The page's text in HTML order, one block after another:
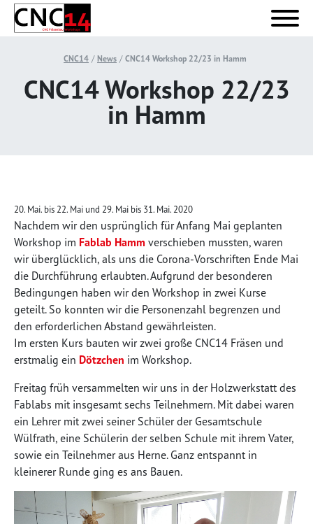
CNC14 News CNC14 Workshop 22/23 in Hamm
CNC14 Workshop 22/23
in Hamm
20. Mai. bis 22. Mai und 29. Mai bis 31. Mai. 2020
Nachdem wir den usprünglich für Anfang Mai geplanten
Workshop im Fablab Hamm verschieben mussten, waren
wir überglücklich, als uns die Corona-Vorschriften Ende Mai
die Durchführung erlaubten. Aufgrund der besonderen
Bedingungen haben wir den Workshop in zwei Kurse
geteilt. So konnten wir die Personenzahl begrenzen und
den erforderlichen Abstand gewährleisten.
Im ersten Kurs bauten wir zwei große CNC14 Fräsen und
erstmalig ein Dötzchen im Workshop.
Freitag früh versammelten wir uns in der Holzwerkstatt des
Fablabs mit insgesamt sechs Teilnehmern. Mit dabei waren
ein Lehrer mit zwei seiner Schüler der Gesamtschule
Wülfrath, eine Schülerin der selben Schule mit ihrem Vater,
sowie ein Teilnehmer aus Herne. Ganz entspannt in
kleinerer Runde ging es ans Bauen.